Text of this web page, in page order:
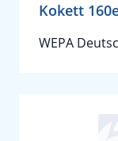
Kokett
WEPA